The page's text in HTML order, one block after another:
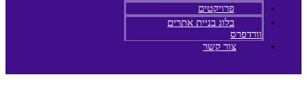
פרויקטים
בלוג בניית אתרים
וורדפרס
צור קשר